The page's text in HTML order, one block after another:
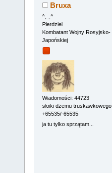
Bruxa
^,..,^
Pierdziel
Kombatant Wojny Rosyjsko-
Japońskiej
Wiadomości: 44723
słoiki dżemu truskawkowego
+65535/-65535
ja tu tylko sprzątam...